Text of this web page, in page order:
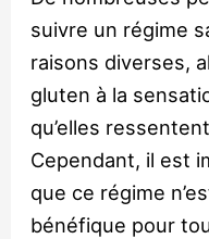
suivre un régime
raisons diverses,
gluten à la
qu’elles
Cependant, il est
que ce régime
bénéfique pour